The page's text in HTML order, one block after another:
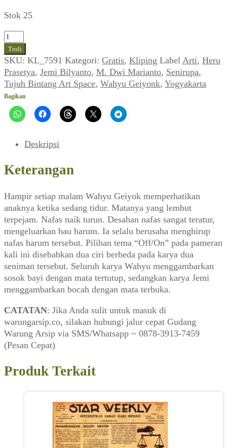
Stok 25
Kuantitas
Wahyu
Geiyonk
&
Jemi
Bilyanto
Kelembutan
Bintang
Art
(ARTI,
Februari
2009)
Troli
SKU: KL_7591 Kategori: Gratis, Kliping Label Arti, Heru
Prasetya, Jemi Bilyanto, M. Dwi Marianto, Senirupa,
Tujuh Bintang Art Space, Wahyu Geiyonk, Yogyakarta
Bagikan
Deskripsi
Keterangan
Hampir setiap malam Wahyu Geiyok memperhatikan
anaknya ketika sedang tidur. Matanya yang lembut
terpejam. Nafas naik turun. Desahan nafas sangat teratur,
mengeluarkan bau harum. Ia selalu berusaha menghirup
nafas harum tersebut. Pilihan tema “Off/On” pada pameran
kali ini disebabkan dua ciri berbeda pada karya dua
seniman tersebut. Seluruh karya Wahyu menggambarkan
sosok bayi dengan mata tertutup, sedangkan karya Jemi
menggambarkan bocah dengan mata terbuka.
CATATAN: Jika Anda sulit untuk masuk di
warungarsip.co, silakan hubungi jalur cepat Gudang
Warung Arsip via SMS/Whatsapp ~ 0878-3913-7459
(Pesan Cepat)
Produk Terkait